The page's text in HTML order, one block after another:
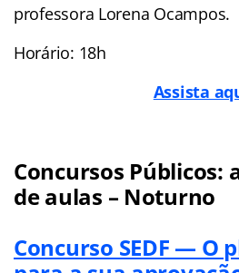
professora Lorena Ocampos.
Horário: 18h
Assista
Concursos Públicos:
de aulas – Noturno
Concurso SEDF — O